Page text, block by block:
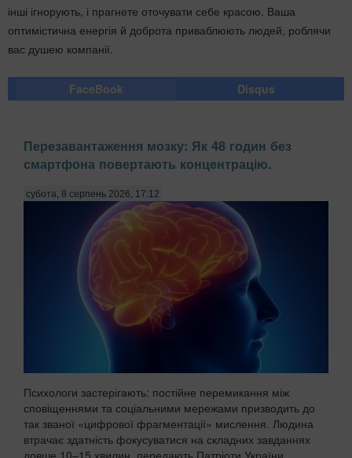
інші ігнорують, і прагнете оточувати себе красою. Ваша
оптимістична енергія й доброта приваблюють людей, роблячи
вас душею компанії.
FaceBook Disqus
Перезавантаження мозку: Як 48 годин без
смартфона повертають концентрацію.
субота, 8 серпень 2026, 17:12
Психологи застерігають: постійне перемикання між
сповіщеннями та соціальними мережами призводить до
так званої «цифрової фрагментації» мислення. Людина
втрачає здатність фокусуватися на складних завданнях